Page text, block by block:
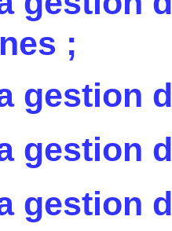
;
gestion
gestion
gestion